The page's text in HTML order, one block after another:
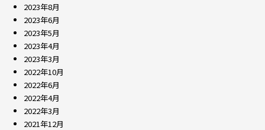
2023年8月
2023年6月
2023年5月
2023年4月
2023年3月
2022年10月
2022年6月
2022年4月
2022年3月
2021年12月